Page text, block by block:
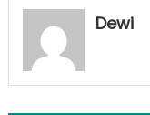
Dewi